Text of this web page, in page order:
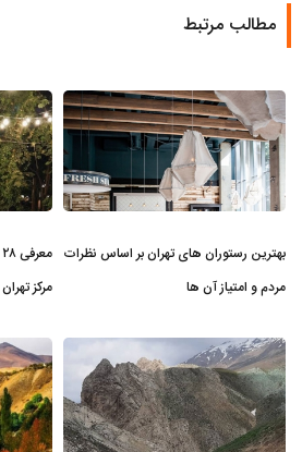
مطالب مرتبط
بهترین رستوران های تهران بر اساس نظرات
مردم و امتیاز آن ها
مرکز تهران